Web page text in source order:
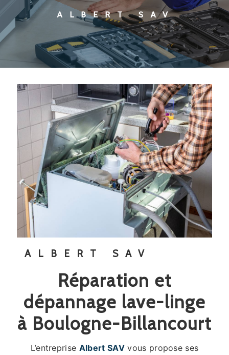
ALBERT SAV
ALBERT SAV
réparation et
dépannage lave-linge
à Boulogne-Billancourt
L’entreprise Albert SAVvous propose ses